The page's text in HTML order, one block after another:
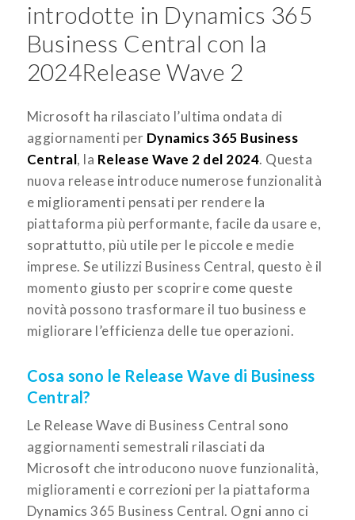
introdotte in Dynamics 365
Business Central con la
2024Release Wave 2
Microsoft ha rilasciato l’ultima ondata di
aggiornamenti per Dynamics 365 Business
Central, la Release Wave 2 del 2024. Questa
nuova release introduce numerose funzionalità
e miglioramenti pensati per rendere la
piattaforma più performante, facile da usare e,
soprattutto, più utile per le piccole e medie
imprese. Se utilizzi Business Central, questo è il
momento giusto per scoprire come queste
novità possono trasformare il tuo business e
migliorare l’efficienza delle tue operazioni.
Cosa sono le Release Wave di Business
Central?
Le Release Wave di Business Central sono
aggiornamenti semestrali rilasciati da
Microsoft che introducono nuove funzionalità,
miglioramenti e correzioni per la piattaforma
Dynamics 365 Business Central. Ogni anno ci